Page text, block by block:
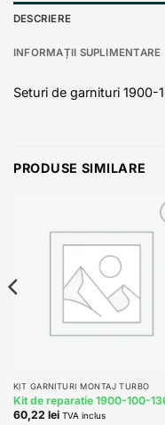
DESCRIERE
INFORMAȚII SUPLIMENTARE
Seturi de garnituri 1900-
PRODUSE SIMILARE
KIT GARNITURI MONTAJ TURBO
Kit de reparatie 1900-100-
60,22 lei TVA inclus